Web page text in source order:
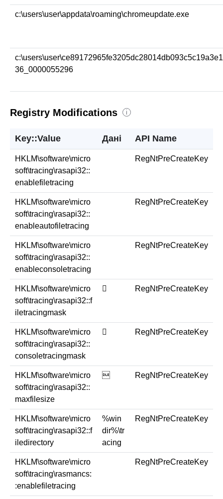
c:\users\user\appdata\roaming\chromeupdate.exe
36_0000055296
Registry Modifications i
Key::Value Дані API Name
HKLM\software\micro
soft\tracing\rasapi32::
enablefiletracing
RegNtPreCreateKey
HKLM\software\micro
soft\tracing\rasapi32::
enableautofiletracing
RegNtPreCreateKey
HKLM\software\micro
soft\tracing\rasapi32::
enableconsoletracing
RegNtPreCreateKey
HKLM\software\micro
soft\tracing\rasapi32::f
iletracingmask
￿ RegNtPreCreateKey
HKLM\software\micro
soft\tracing\rasapi32::
consoletracingmask
￿ RegNtPreCreateKey
HKLM\software\micro
soft\tracing\rasapi32::
maxfilesize
 RegNtPreCreateKey
HKLM\software\micro
soft\tracing\rasapi32::f
iledirectory
%win
dir%\tr
acing
RegNtPreCreateKey
HKLM\software\micro
soft\tracing\rasmancs:
:enablefiletracing
RegNtPreCreateKey